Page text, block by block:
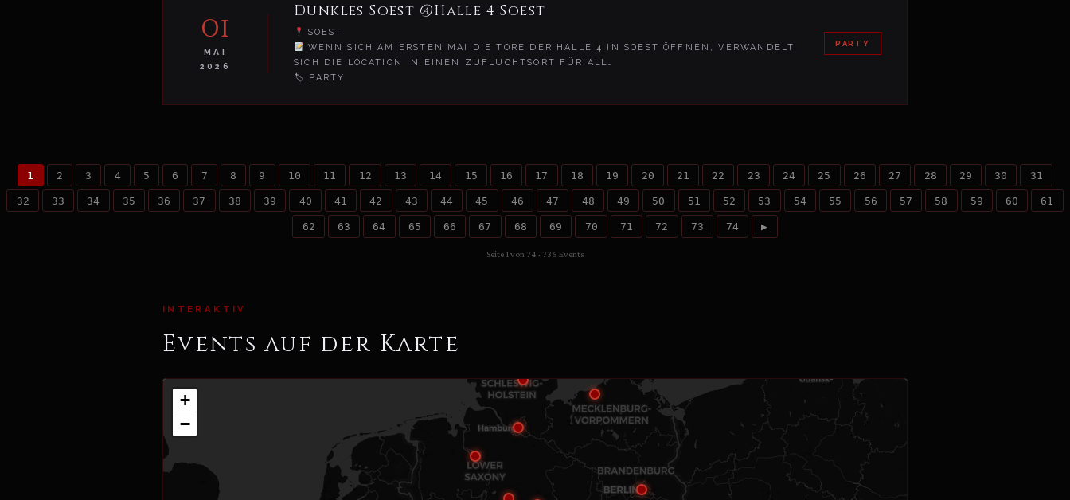
01
MAI
2026
Dunkles Soest @Halle 4 Soest
SOEST
WENN SICH AM ERSTEN MAI DIE TORE DER HALLE 4 IN SOEST ÖFFNEN, VERWANDELT
SICH DIE LOCATION IN EINEN ZUFLUCHTSORT FÜR ALL…
🏷 PARTY
PARTY
1 2 3 4 5 6 7 8 9 10 11 12 13 14 15 16 17 18 19 20 21 22 23 24 25 26 27 28 29 30 31
32 33 34 35 36 37 38 39 40 41 42 43 44 45 46 47 48 49 50 51 52 53 54 55 56 57 58 59 60 61
62 63 64 65 66 67 68 69 70 71 72 73 74 ▶
Seite 1 von 74 · 736 Events
INTERAKTIV
Events auf der Karte
+
−